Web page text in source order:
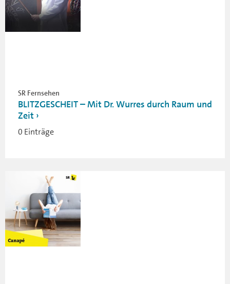
SR Fernsehen
BLITZGESCHEIT – Mit Dr. Wurres durch Raum und
Zeit
0 Einträge